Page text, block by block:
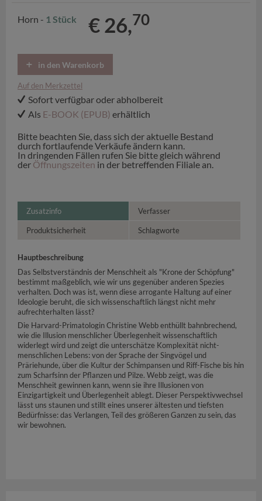
Horn - 1 Stück € 26,70
in den Warenkorb
Auf den Merkzettel
Sofort verfügbar oder abholbereit
Als E-BOOK (EPUB) erhältlich
Bitte beachten Sie, dass sich der aktuelle Bestand
durch fortlaufende Verkäufe ändern kann.
In dringenden Fällen rufen Sie bitte gleich während
der Öffnungszeiten in der betreffenden Filiale an.
Zusatzinfo Verfasser
Produktsicherheit Schlagworte
Hauptbeschreibung
Das Selbstverständnis der Menschheit als "Krone der Schöpfung"
bestimmt maßgeblich, wie wir uns gegenüber anderen Spezies
verhalten. Doch was ist, wenn diese arrogante Haltung auf einer
Ideologie beruht, die sich wissenschaftlich längst nicht mehr
aufrechterhalten lässt?
Die Harvard-Primatologin Christine Webb enthüllt bahnbrechend,
wie die Illusion menschlicher Überlegenheit wissenschaftlich
widerlegt wird und zeigt die unterschätze Komplexität nicht-
menschlichen Lebens: von der Sprache der Singvögel und
Präriehunde, über die Kultur der Schimpansen und Riff-Fische bis hin
zum Scharfsinn der Pflanzen und Pilze. Webb zeigt, was die
Menschheit gewinnen kann, wenn sie ihre Illusionen von
Einzigartigkeit und Überlegenheit ablegt. Dieser Perspektivwechsel
lässt uns staunen und stillt eines unserer ältesten und tiefsten
Bedürfnisse: das Verlangen, Teil des größeren Ganzen zu sein, das
wir bewohnen.